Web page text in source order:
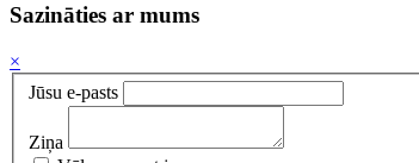
Sazināties ar mums
×
Jūsu e-pasts
Ziņa